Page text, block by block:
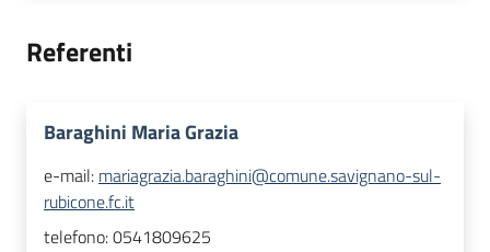
Referenti
Baraghini Maria Grazia
e-mail: mariagrazia.baraghini@comune.savignano-sul-
rubicone.fc.it
telefono:0541809625